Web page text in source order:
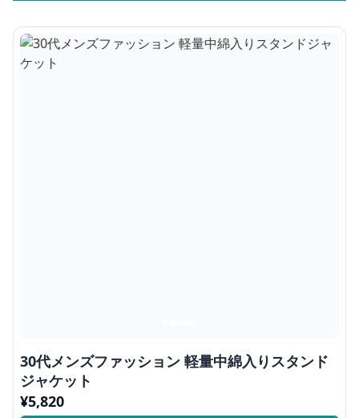
30代メンズファッション 軽量中綿入りスタンド
ジャケット
¥5,820